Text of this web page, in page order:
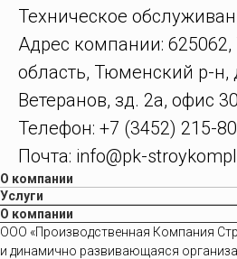
Техническое
Адрес компании:
область, Тюменский р-н,
Ветеранов, зд. 2а, офис
Телефон: +7 (3452) 215-
Почта: info@pk-
О компании
Услуги
О компании
ООО «Производственная Компания
и динамично развивающаяся